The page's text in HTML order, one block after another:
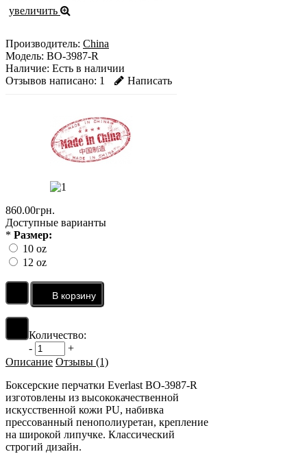
увеличить
Производитель: China
Модель: BO-3987-R
Наличие: Есть в наличии
Отзывов написано: 1 Написать
860.00грн.
Доступные варианты
* Размер:
10 oz
12 oz
Количество:
-
+
Описание Отзывы (1)
Боксерские перчатки Everlast BO-3987-R
изготовлены из высококачественной
искусственной кожи PU, набивка
прессованный пенополиуретан, крепление
на широкой липучке. Классический
строгий дизайн.